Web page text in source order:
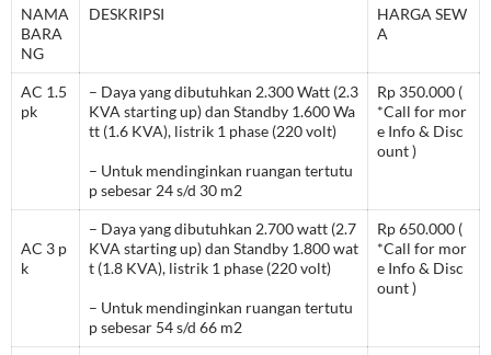
NAMA
BARA
NG
DESKRIPSI
HARGA SEW
A
AC 1.5
pk
– Daya yang dibutuhkan 2.300 Watt (2.3
KVA starting up) dan Standby 1.600 Wa
tt (1.6 KVA), listrik 1 phase (220 volt)
– Untuk mendinginkan ruangan tertutu
p sebesar 24 s/d 30 m2
Rp 350.000 (
*Call for mor
e Info & Disc
ount )
AC 3 p
k
– Daya yang dibutuhkan 2.700 watt (2.7
KVA starting up) dan Standby 1.800 wat
t (1.8 KVA), listrik 1 phase (220 volt)
– Untuk mendinginkan ruangan tertutu
p sebesar 54 s/d 66 m2
Rp 650.000 (
*Call for mor
e Info & Disc
ount )